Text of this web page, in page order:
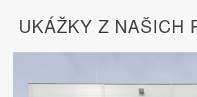
UKÁŽKY Z NAŠICH